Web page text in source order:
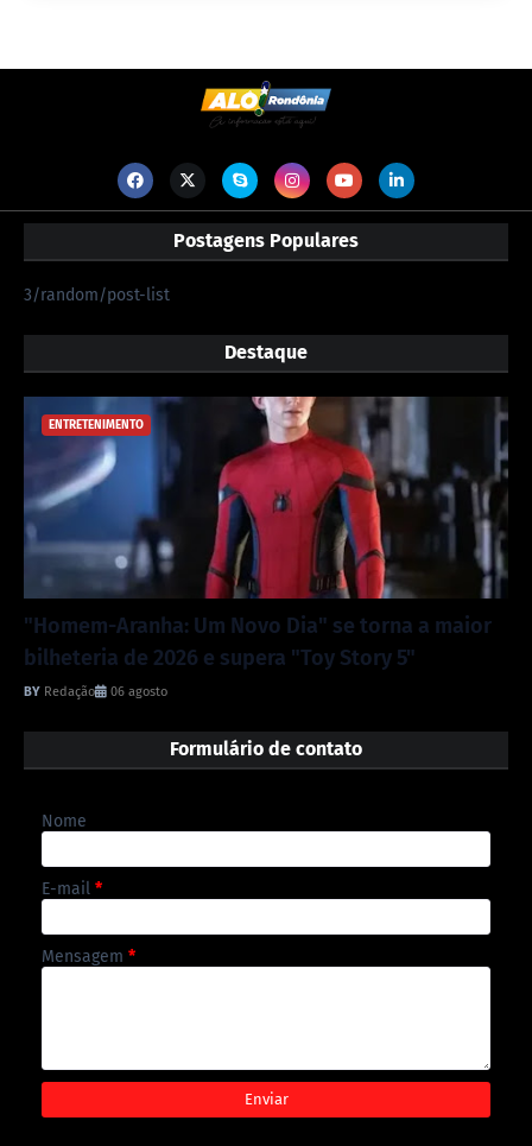
Postagens Populares
3/random/post-list
Destaque
ENTRETENIMENTO
"Homem-Aranha: Um Novo Dia" se torna a maior
bilheteria de 2026 e supera "Toy Story 5"
Redação 06 agosto
Formulário de contato
Nome
E-mail *
Mensagem *